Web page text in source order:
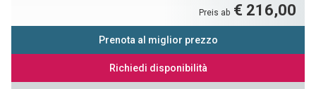
Preis ab € 216,00
Prenota al miglior prezzo
Richiedi disponibilità